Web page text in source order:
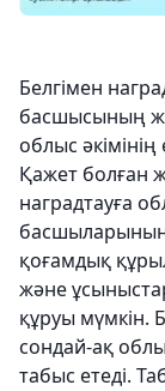
Белгімен
басшысының
облыс
Қажет болған
наградтауға
қоғамдық
және
құруы мүмкін.
сондай-ақ
табыс етеді.